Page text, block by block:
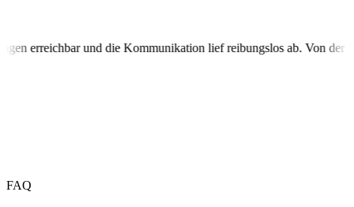
bei Fragen erreichbar und die Kommunikation lief
FAQ